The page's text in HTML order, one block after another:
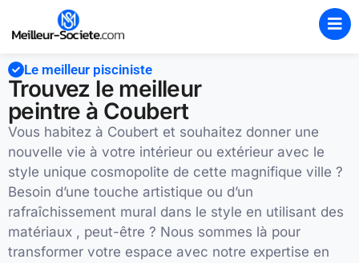
Le meilleur pisciniste
Trouvez le meilleur
peintre à Coubert
Vous habitez à Coubert et souhaitez donner une
nouvelle vie à votre intérieur ou extérieur avec le
style unique cosmopolite de cette magnifique ville ?
Besoin d’une touche artistique ou d’un
rafraîchissement mural dans le style en utilisant des
matériaux , peut-être ? Nous sommes là pour
transformer votre espace avec notre expertise en